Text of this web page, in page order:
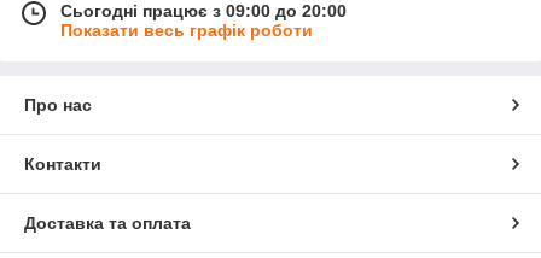
Сьогодні працює з 09:00 до 20:00
Показати весь графік роботи
Про нас
Контакти
Доставка та оплата